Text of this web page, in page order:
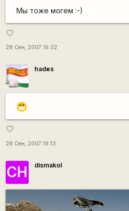
Мы тоже могем :-)
favorite_border
28 Сен, 2007 16:32
hades
:D
favorite_border
28 Сен, 2007 19:13
СН dismakol